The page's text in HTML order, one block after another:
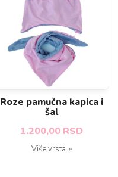
Roze pamučna kapica i
šal
1.200,00 RSD
Više vrsta